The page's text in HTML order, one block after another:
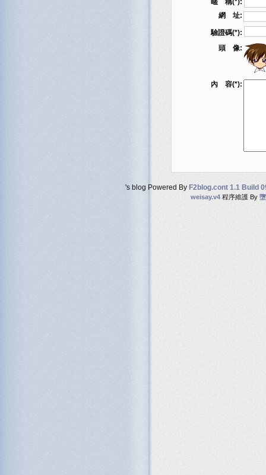
網 址:
驗證碼(*):
頭 像:
內 容(*):
's blog Powered By F2blog.cont 1.1 Build
weisay.v4程序維護 By